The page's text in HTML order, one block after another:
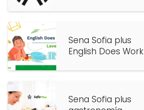
Sena Sofia plus
English Does Work
Sena Sofia plus